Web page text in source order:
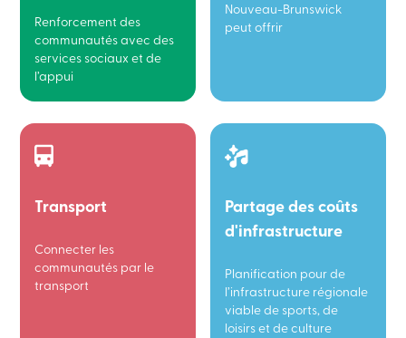
Renforcement des
communautés avec des
services sociaux et de
l’appui
Nouveau-Brunswick
peut offrir
Transport
Connecter les
communautés par le
transport
Partage des coûts
d'infrastructure
Planification pour de
l’infrastructure régionale
viable de sports, de
loisirs et de culture